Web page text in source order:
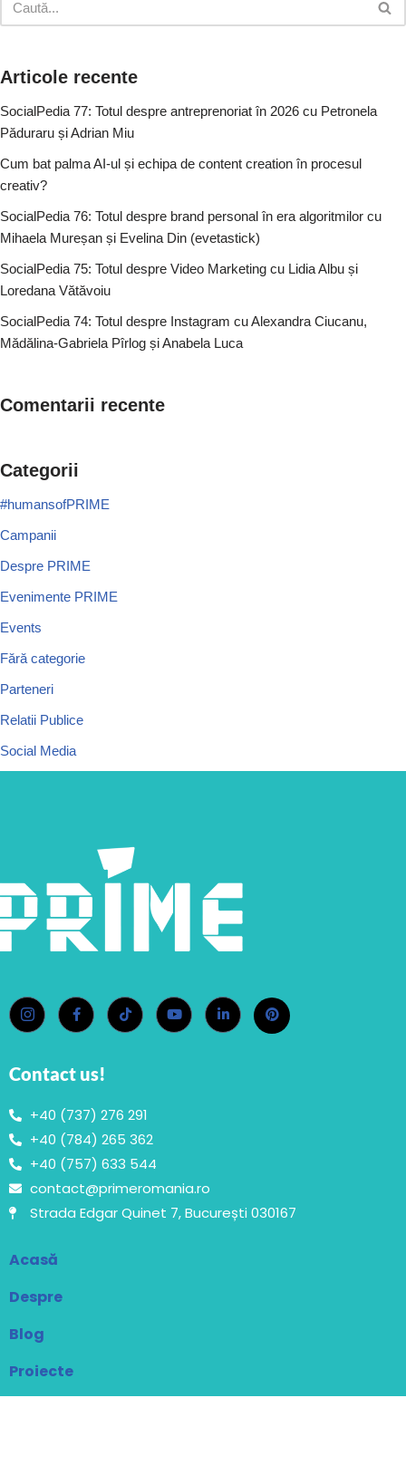
Articole recente
SocialPedia 77: Totul despre antreprenoriat în 2026 cu Petronela
Păduraru și Adrian Miu
Cum bat palma AI-ul și echipa de content creation în procesul
creativ?
SocialPedia 76: Totul despre brand personal în era algoritmilor cu
Mihaela Mureșan și Evelina Din (evetastick)
SocialPedia 75: Totul despre Video Marketing cu Lidia Albu și
Loredana Vătăvoiu
SocialPedia 74: Totul despre Instagram cu Alexandra Ciucanu,
Mădălina-Gabriela Pîrlog și Anabela Luca
Comentarii recente
Categorii
#humansofPRIME
Campanii
Despre PRIME
Evenimente PRIME
Events
Fără categorie
Parteneri
Relatii Publice
Social Media
Contact us!
+40 (737) 276 291
+40 (784) 265 362
+40 (757) 633 544
contact@primeromania.ro
Strada Edgar Quinet 7, București 030167
Acasă
Despre
Blog
Proiecte